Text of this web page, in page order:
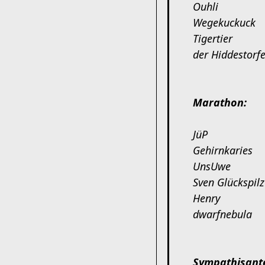
Ouhli
Wegekuckuck
Tigertier
der
Marathon:
JüP
Gehirnkaries
UnsUwe
Sven Glückspilz
Henry
dwarfnebula